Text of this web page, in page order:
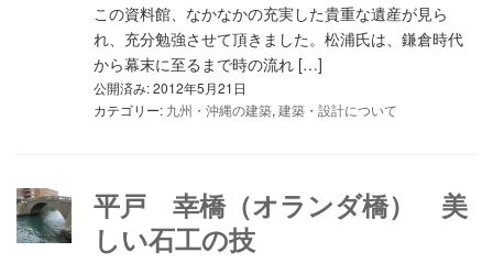
この資料館、なかなかの充実した貴重な遺産が見ら
れ、充分勉強させて頂きました。松浦氏は、鎌倉時代
から幕末に至るまで時の流れ […]
公開済み: 2012年5月21日
カテゴリー: 九州・沖縄の建築, 建築・設計について
平戸 幸橋（オランダ橋） 美
しい石工の技